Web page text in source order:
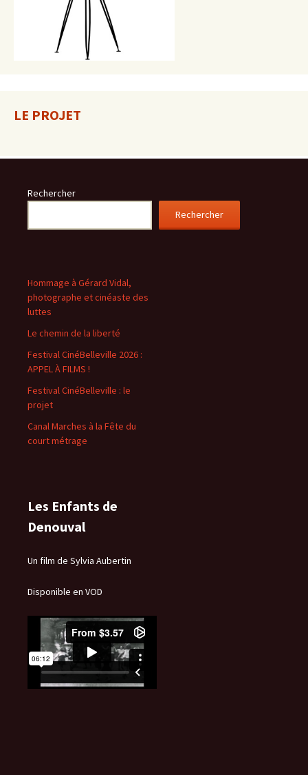
LE PROJET
Rechercher
Rechercher
Hommage à Gérard Vidal,
photographe et cinéaste des
luttes
Le chemin de la liberté
Festival CinéBelleville 2026 :
APPEL À FILMS !
Festival CinéBelleville : le
projet
Canal Marches à la Fête du
court métrage
Les Enfants de
Denouval
Un film de Sylvia Aubertin
Disponible en VOD